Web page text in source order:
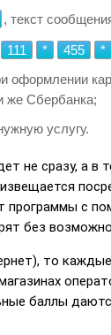
, текст
111 * 455 *
оформлении
же Сбербанка;
услугу.
не сразу, а в
программы с
без
то
баллы